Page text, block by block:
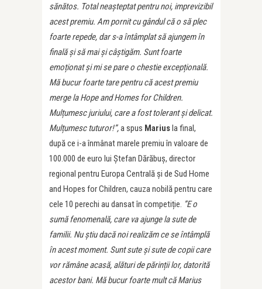
sănătos. Total neașteptat pentru noi, imprevizibil
acest premiu. Am pornit cu gândul că o să plec
foarte repede, dar s-a întâmplat să ajungem în
finală și să mai și câștigăm. Sunt foarte
emoționat și mi se pare o chestie excepțională.
Mă bucur foarte tare pentru că acest premiu
merge la Hope and Homes for Children.
Mulțumesc juriului, care a fost tolerant și delicat.
Mulțumesc tuturor!”,a spus Mariusla final,
după ce i-a înmânat marele premiu în valoare de
100.000 de euro lui Ștefan Dărăbuș, director
regional pentru Europa Centrală și de Sud Home
and Hopes for Children, cauza nobilă pentru care
cele 10 perechi au dansat în competiție. ”E o
sumă fenomenală, care va ajunge la sute de
familii. Nu știu dacă noi realizăm ce se întâmplă
în acest moment. Sunt sute și sute de copii care
vor rămâne acasă, alături de părinții lor, datorită
acestor bani. Mă bucur foarte mult că Marius